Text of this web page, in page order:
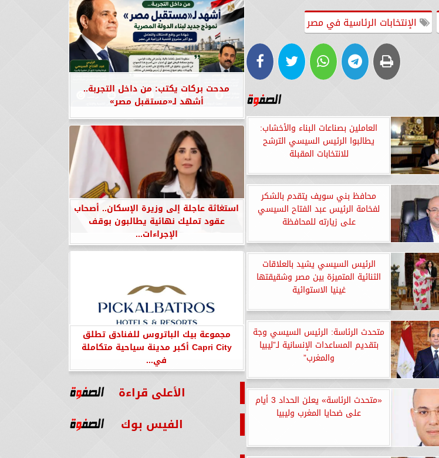
الإنتخابات الرئاسية في مصر
العاملين بصناعات البناء والأخشاب:
يطالبوا الرئيس السيسي الترشح
للانتخابات المقبلة
محافظ بني سويف يتقدم بالشكر
لفخامة الرئيس عبد الفتاح السيسي
على زيارته للمحافظة
الرئيس السيسي يشيد بالعلاقات
الثنائية المتميزة بين مصر وشقيقتها
غينيا الاستوائية
متحدث الرئاسة: الرئيس السيسي وجة
بتقديم المساعدات الإنسانية لـ”ليبيا
والمغرب”
«متحدث الرئاسة» يعلن الحداد 3 أيام
على ضحايا المغرب وليبيا
مدحت بركات يكتب: من داخل التجربة..
أشهد لـ«مستقبل مصر»
استغاثة عاجلة إلى وزيرة الإسكان.. أصحاب
عقود تمليك نهائية يطالبون بوقف
الإجراءات...
مجموعة بيك الباتروس للفنادق تطلق
Capri City أكبر مدينة سياحية متكاملة
في...
الأعلى قراءة
الفيس بوك